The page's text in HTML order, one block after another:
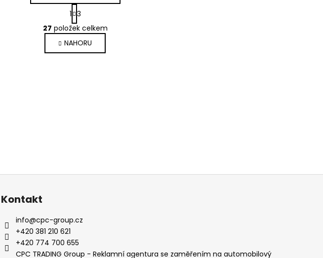
O
v
l
á
ý
u
S
t
r
á
n
k
1 3
27 položek celkem
NAHORU
Kontakt
info@cpc-group.cz
+420 381 210 621
+420 774 700 655
CPC TRADING Group - Reklamní agentura se zaměřením na automobilový